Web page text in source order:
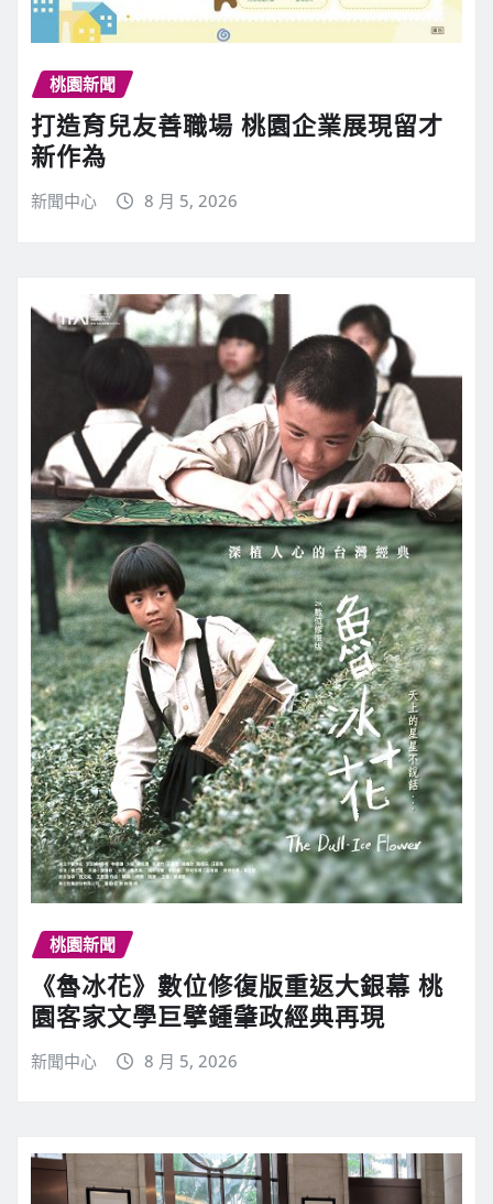
桃園新聞
打造育兒友善職場 桃園企業展現留才
新作為
新聞中心 8 月 5, 2026
桃園新聞
《魯冰花》數位修復版重返大銀幕 桃
園客家文學巨擘鍾肇政經典再現
新聞中心 8 月 5, 2026